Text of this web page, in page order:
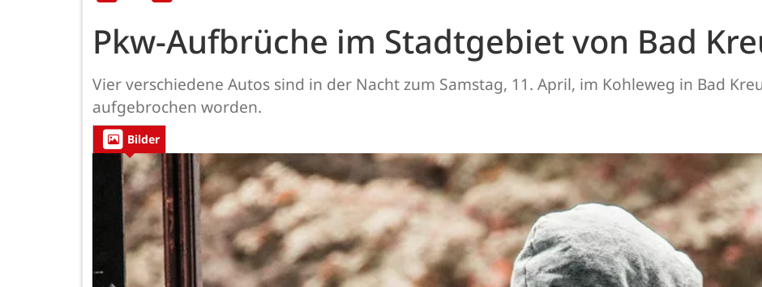
Pkw-Aufbrüche im Stadtgebiet von Bad
Vier verschiedene Autos sind in der Nacht zum Samstag, 11. April, im Kohleweg in Bad
aufgebrochen worden.
Bilder